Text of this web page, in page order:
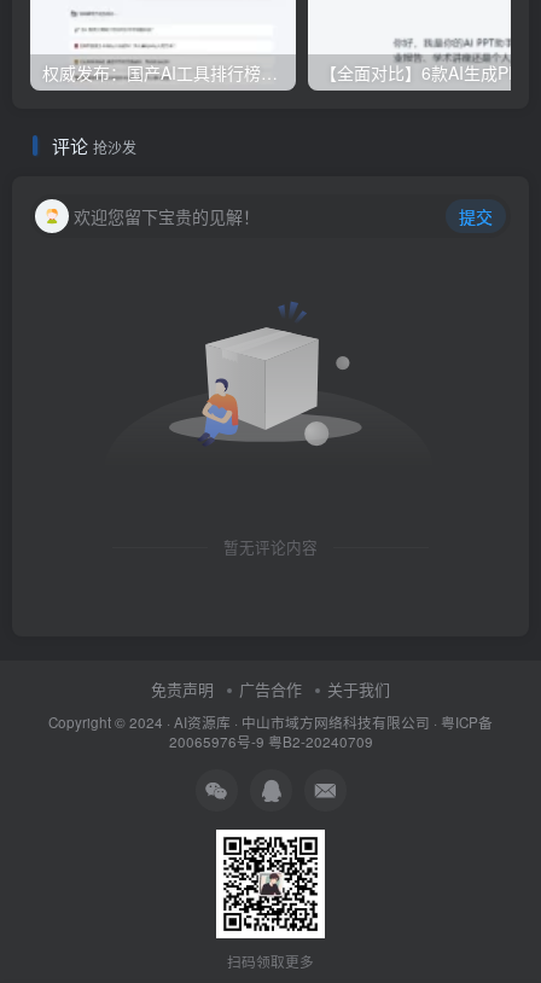
权威发布：国产AI工具排行榜TOP10，必备神器一览无余
评论 抢沙发
欢迎您留下宝贵的见解！ 提交
暂无评论内容
免责声明 广告合作 关于我们
Copyright © 2024 · AI资源库 · 中山市域方网络科技有限公司 · 粤ICP备
20065976号-9 粤B2-20240709
扫码领取更多